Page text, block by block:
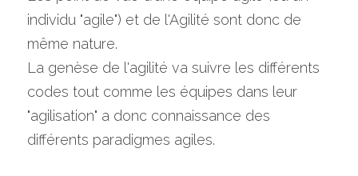
individu "agile") et de l'Agilité sont donc de
même nature.
La genèse de l'agilité va suivre les différents
codes tout comme les équipes dans leur
"agilisation" a donc connaissance des
différents paradigmes agiles.